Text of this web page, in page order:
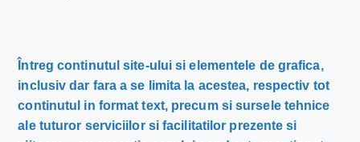
Întreg continutul site-ului si elementele de grafica,
inclusiv dar fara a se limita la acestea, respectiv tot
continutul in format text, precum si sursele tehnice
ale tuturor serviciilor si facilitatilor prezente si